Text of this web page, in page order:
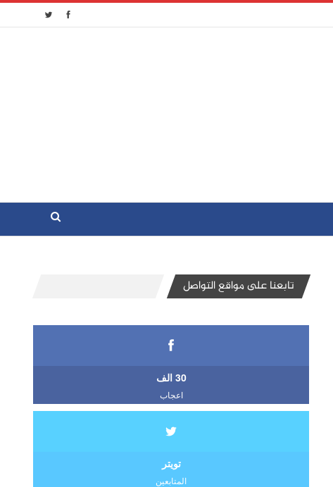
تابعنا على مواقع التواصل
30 الف
اعجاب
تويتر
المتابعين